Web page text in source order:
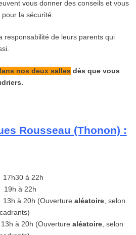
vous donner des conseils et vous
la sécurité.
responsabilité de leurs parents qui
nos deux salles dès que vous
Rousseau (Thonon) :
à 22h
à 22h
20h (Ouverture aléatoire, selon
à 20h (Ouverture aléatoire, selon